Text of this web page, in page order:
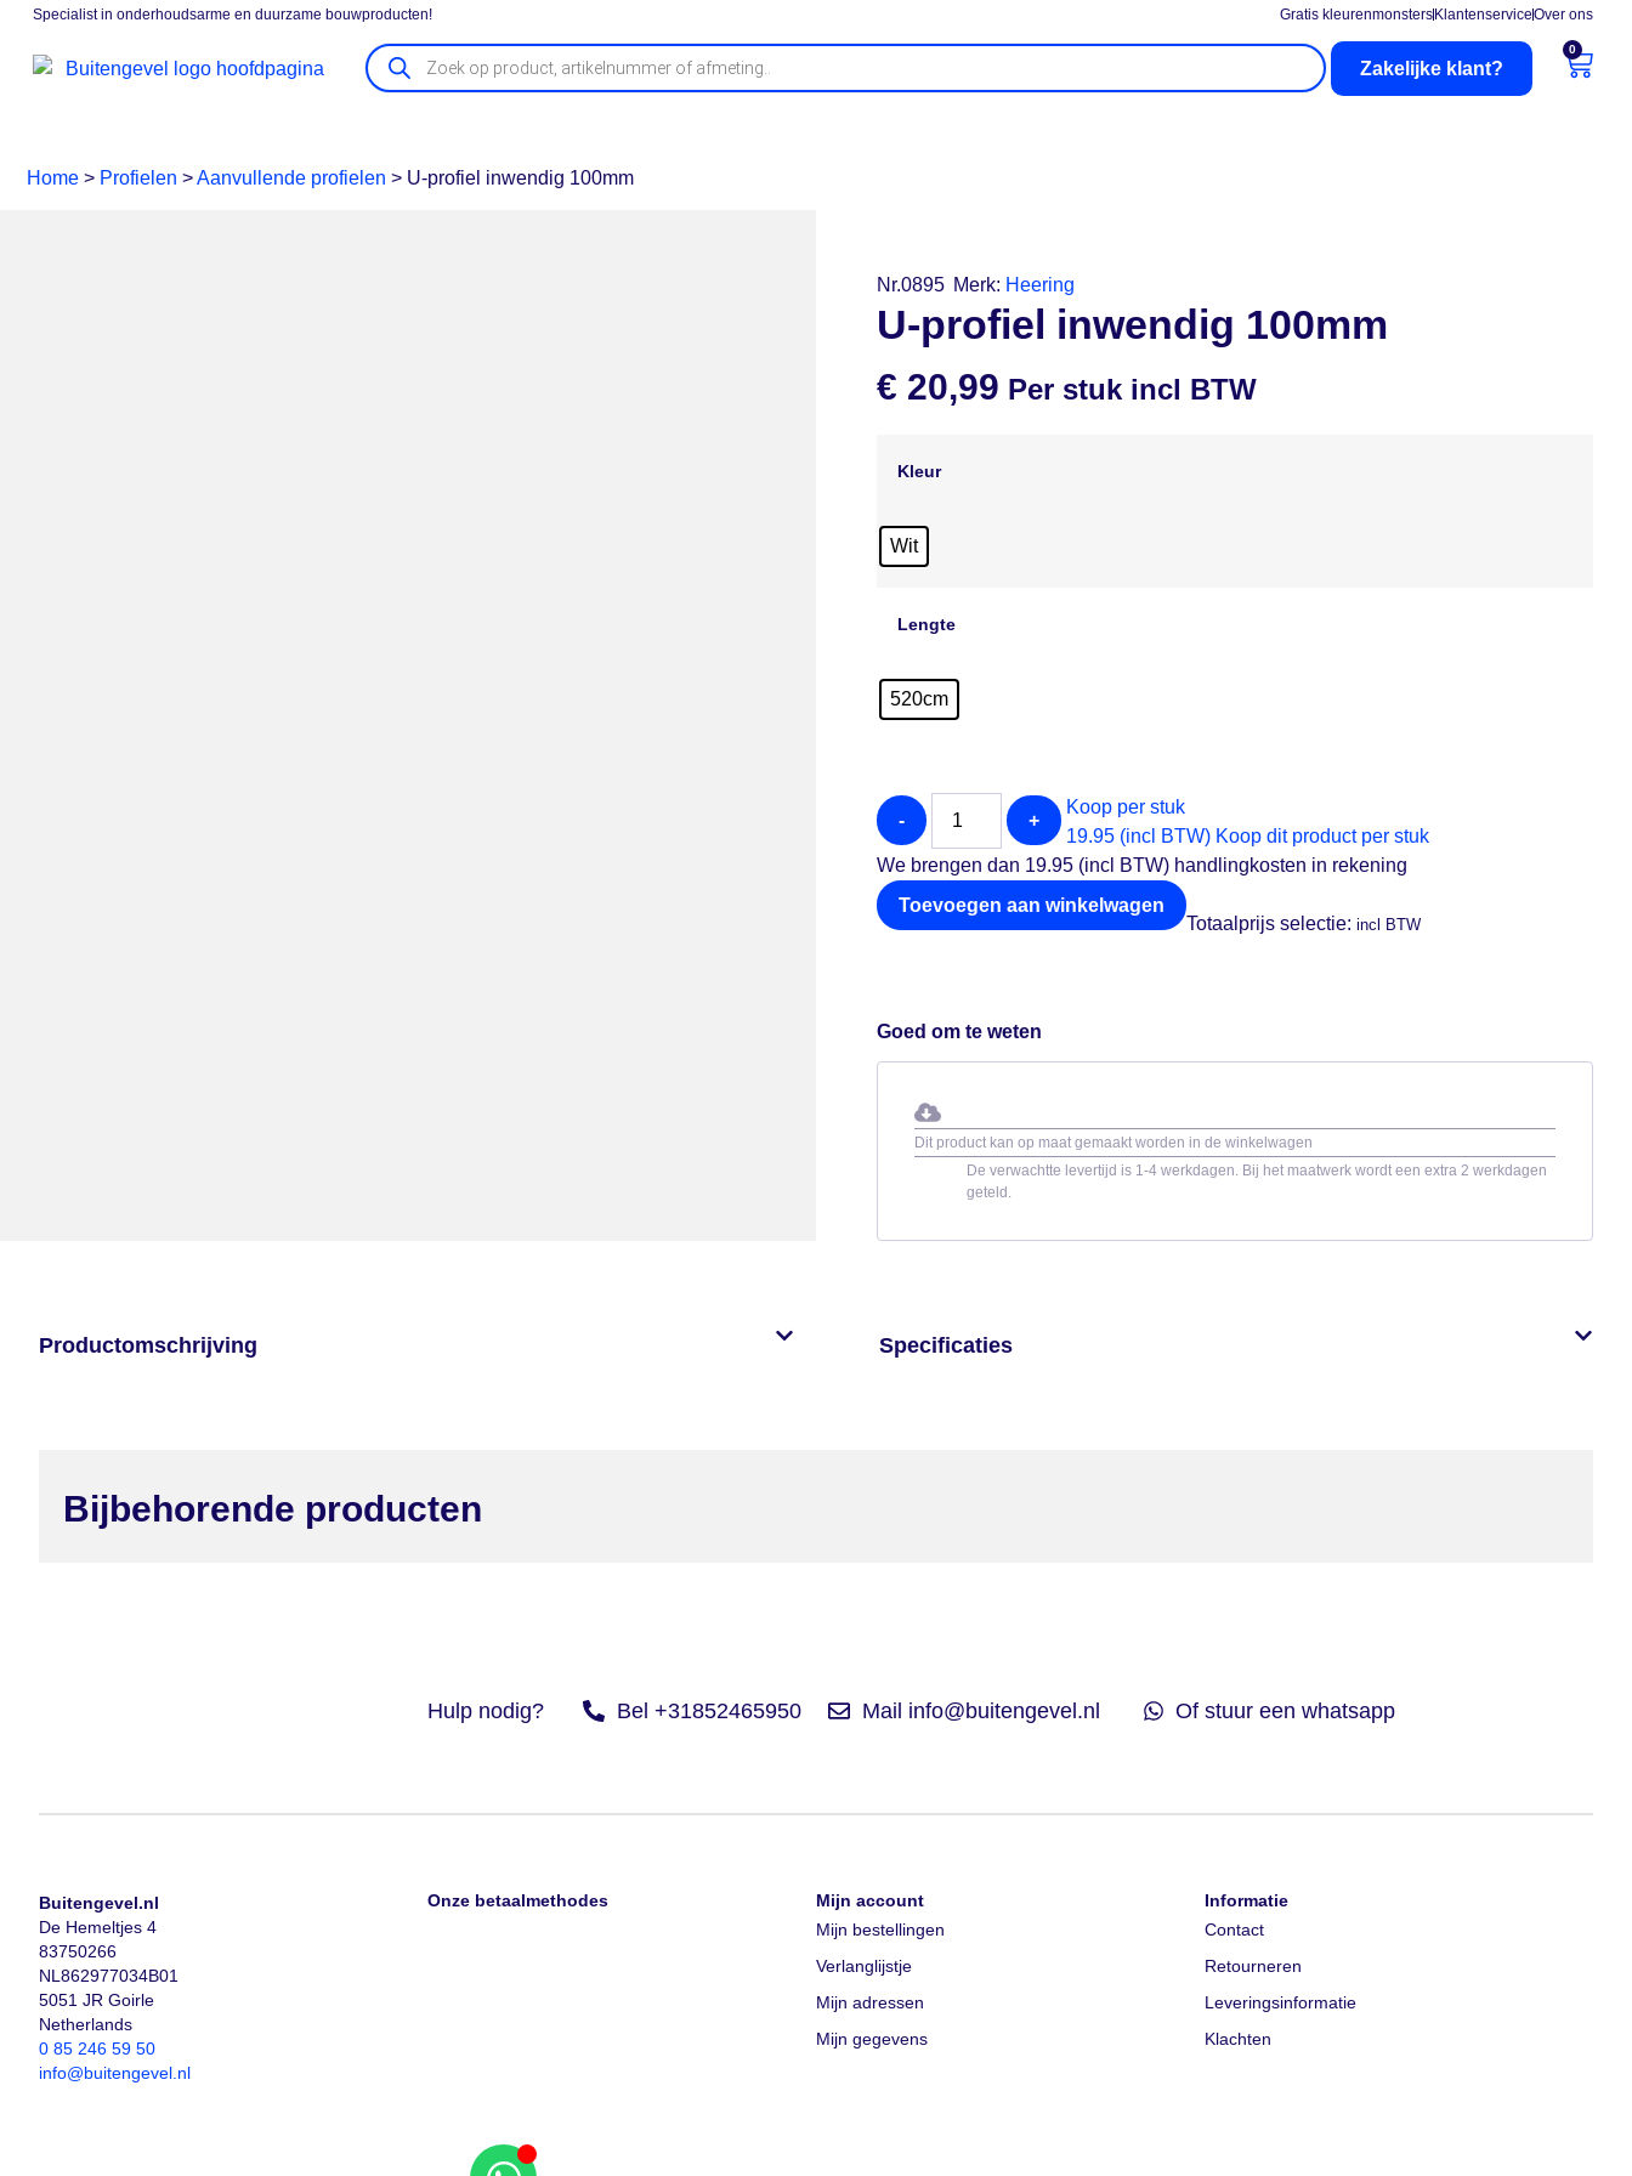
Specialist in onderhoudsarme en duurzame bouwproducten! Gratis kleurenmonsters KlantenserviceOver ons
Zakelijke klant?
0
Home > Profielen >Aanvullende profielen > U-profiel inwendig 100mm
Nr.0895 Merk: Heering
U-profiel inwendig 100mm
€ 20,99 Per stuk incl BTW
Kleur
Wit
Lengte
520cm
- +
Koop per stuk
19.95 (incl BTW) Koop dit product per stuk
We brengen dan 19.95 (incl BTW) handlingkosten in rekening
Toevoegen aan winkelwagen
Totaalprijs selectie: incl BTW
Goed om te weten
Dit product kan op maat gemaakt worden in de winkelwagen
De verwachtte levertijd is 1-4 werkdagen. Bij het maatwerk wordt een extra 2 werkdagen
geteld.
Productomschrijving Specificaties
Bijbehorende producten
Hulp nodig? Bel +31852465950 Mail info@buitengevel.nl Of stuur een whatsapp
Buitengevel.nl
De Hemeltjes 4
83750266
NL862977034B01
5051 JR Goirle
Netherlands
0 85 246 59 50
info@buitengevel.nl
Onze betaalmethodes
Mijn account
Mijn bestellingen
Verlanglijstje
Mijn adressen
Mijn gegevens
Informatie
Contact
Retourneren
Leveringsinformatie
Klachten